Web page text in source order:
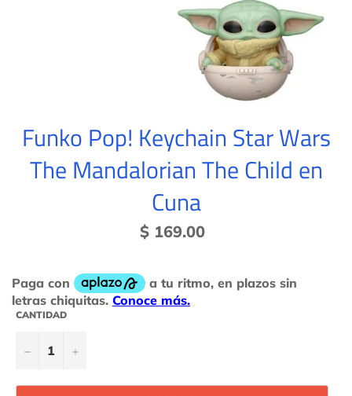
Funko Pop! Keychain Star Wars
The Mandalorian The Child en
Cuna
Precio
habitual
$ 169.00
CANTIDAD
− +